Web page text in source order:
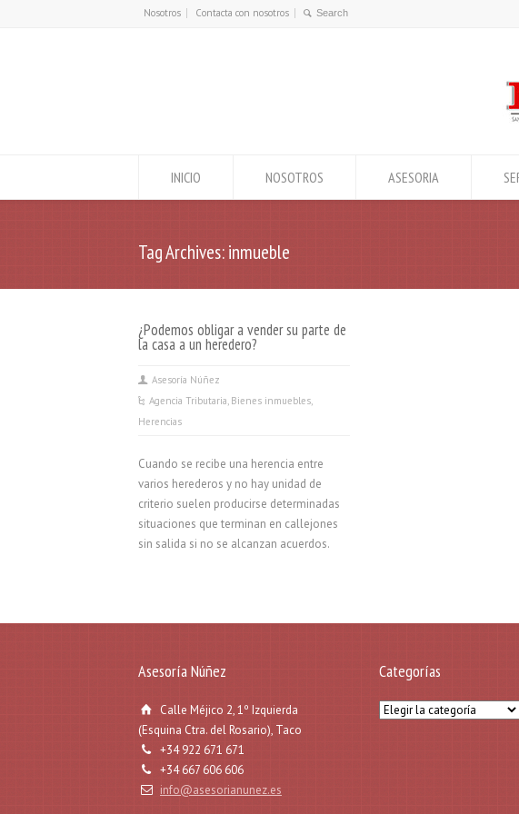
Nosotros Contacta con nosotros
INICIO NOSOTROS ASESORIA
Tag Archives: inmueble
¿Podemos obligar a vender su parte de
la casa a un heredero?
Asesoría Núñez
Agencia Tributaria, Bienes inmuebles
Herencias
Cuando se recibe una herencia entre
varios herederos y no hay unidad de
criterio suelen producirse determinadas
situaciones que terminan en callejones
sin salida si no se alcanzan acuerdos.
Asesoría Núñez
Calle Méjico 2, 1º Izquierda
(Esquina Ctra. del Rosario), Taco
+34 922 671 671
+34 667 606 606
info@asesorianunez.es
Categorías
Categorías